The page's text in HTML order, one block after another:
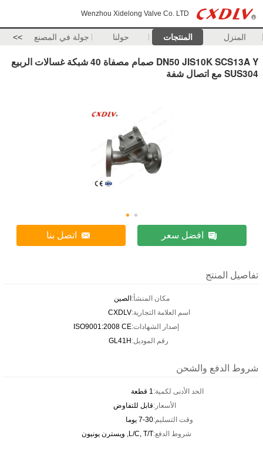
Wenzhou Xidelong Valve Co. LTD
المنزل المنتجات حولنا جولة في المصنع >>
DN50 JIS10K SCS13A Y صمام مصفاة 40 شبكة غسالات الربيع
SUS304 مع اتصال شفة
افضل سعر اتصل بنا
تفاصيل المنتج
مكان المنشأ:الصين
اسم العلامة التجارية:CXDLV
إصدار الشهادات:ISO9001:2008 CE
رقم الموديل:GL41H
شروط الدفع والشحن
الحد الأدنى لكمية:1 قطعة
الأسعار:قابل للتفاوض
وقت التسليم:7-30 يوما
شروط الدفع:L/C, T/T, ويسترن يونيون